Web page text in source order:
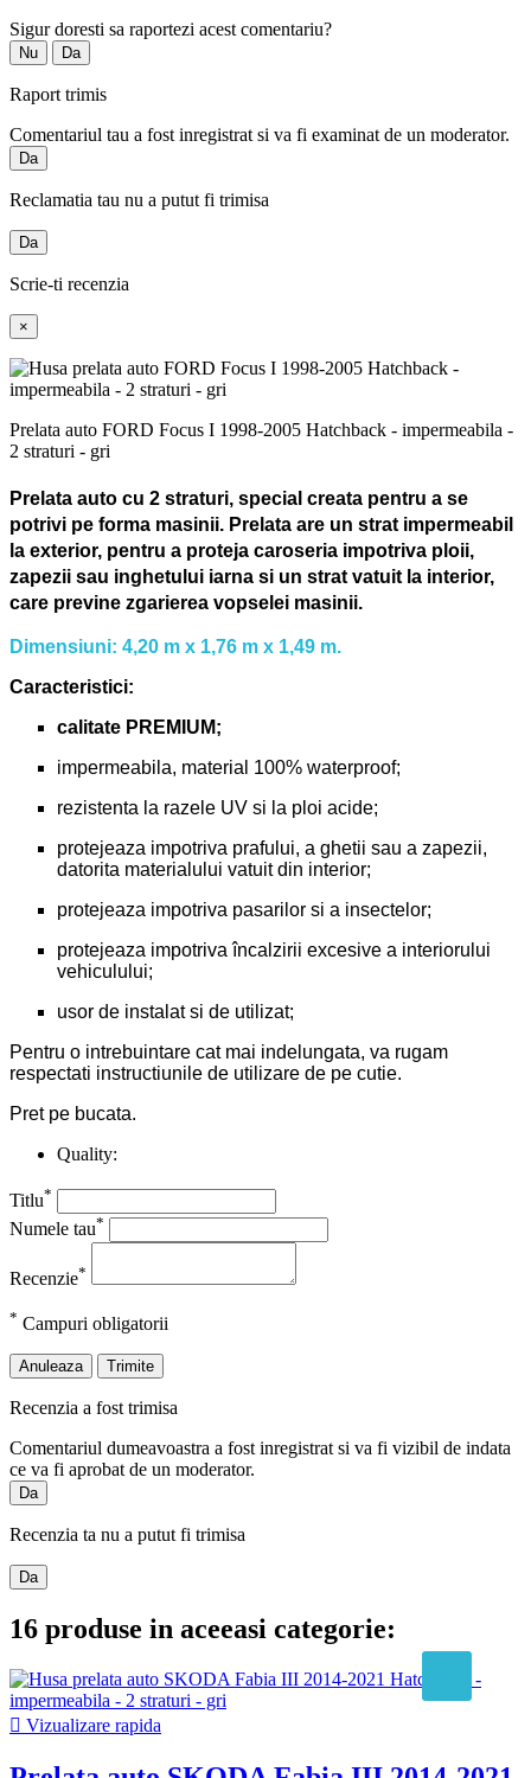
Sigur doresti sa raportezi acest comentariu?
Nu Da
Raport trimis
Comentariul tau a fost inregistrat si va fi examinat de un moderator.
Da
Reclamatia tau nu a putut fi trimisa
Da
Scrie-ti recenzia
×
Prelata auto FORD Focus I 1998-2005 Hatchback - impermeabila -
2 straturi - gri
Prelata auto cu 2 straturi, special creata pentru a se
potrivi pe forma masinii. Prelata are un strat impermeabil
la exterior, pentru a proteja caroseria impotriva ploii,
zapezii sau inghetului iarna si un strat vatuit la interior,
care previne zgarierea vopselei masinii.
Dimensiuni: 4,20 m x 1,76 m x 1,49 m.
Caracteristici:
calitate PREMIUM;
impermeabila, material 100% waterproof;
rezistenta la razele UV si la ploi acide;
protejeaza impotriva prafului, a ghetii sau a zapezii,
datorita materialului vatuit din interior;
protejeaza impotriva pasarilor si a insectelor;
protejeaza impotriva încalzirii excesive a interiorului
vehiculului;
usor de instalat si de utilizat;
Pentru o intrebuintare cat mai indelungata, va rugam
respectati instructiunile de utilizare de pe cutie.
Pret pe bucata.
Quality:
Titlu*
Numele tau*
Recenzie*
* Campuri obligatorii
Anuleaza Trimite
Recenzia a fost trimisa
Comentariul dumeavoastra a fost inregistrat si va fi vizibil de indata
ce va fi aprobat de un moderator.
Da
Recenzia ta nu a putut fi trimisa
Da
16 produse in aceeasi categorie:
 Vizualizare rapida